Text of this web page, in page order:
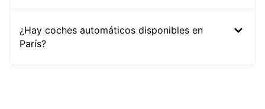
¿Hay coches automáticos disponibles en
París?